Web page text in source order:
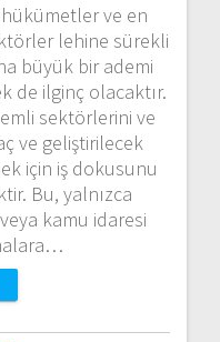
ve en
lehine sürekli
büyük bir ademi
de ilginç olacaktır.
sektörlerini ve
ve geliştirilecek
için iş dokusunu
Bu, yalnızca
kamu idaresi